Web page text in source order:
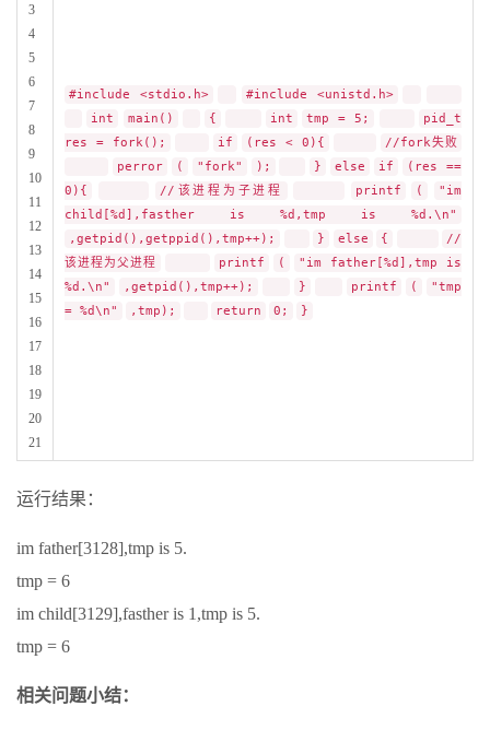
3
4
5
6
7
8
9
10
11
12
13
14
15
16
17
18
19
20
21
#include <stdio.h>
#include <unistd.h>
int
main() { int tmp = 5;
pid_t
res = fork();
if (res < 0){
//fork失败
perror
( "fork" ); } else if
(res ==
0){
//该进程为子进程 printf (
"im
child[%d],fasther is %d,tmp is %d.\n"
,getpid(),getppid(),tmp++);
} else {
//
该进程为父进程
printf (
"im father[%d],tmp is
%d.\n"
,getpid(),tmp++); } printf (
"tmp
= %d\n"
,tmp); return 0; }
运行结果：
im father[3128],tmp is 5.
tmp = 6
im child[3129],fasther is 1,tmp is 5.
tmp = 6
相关问题小结：